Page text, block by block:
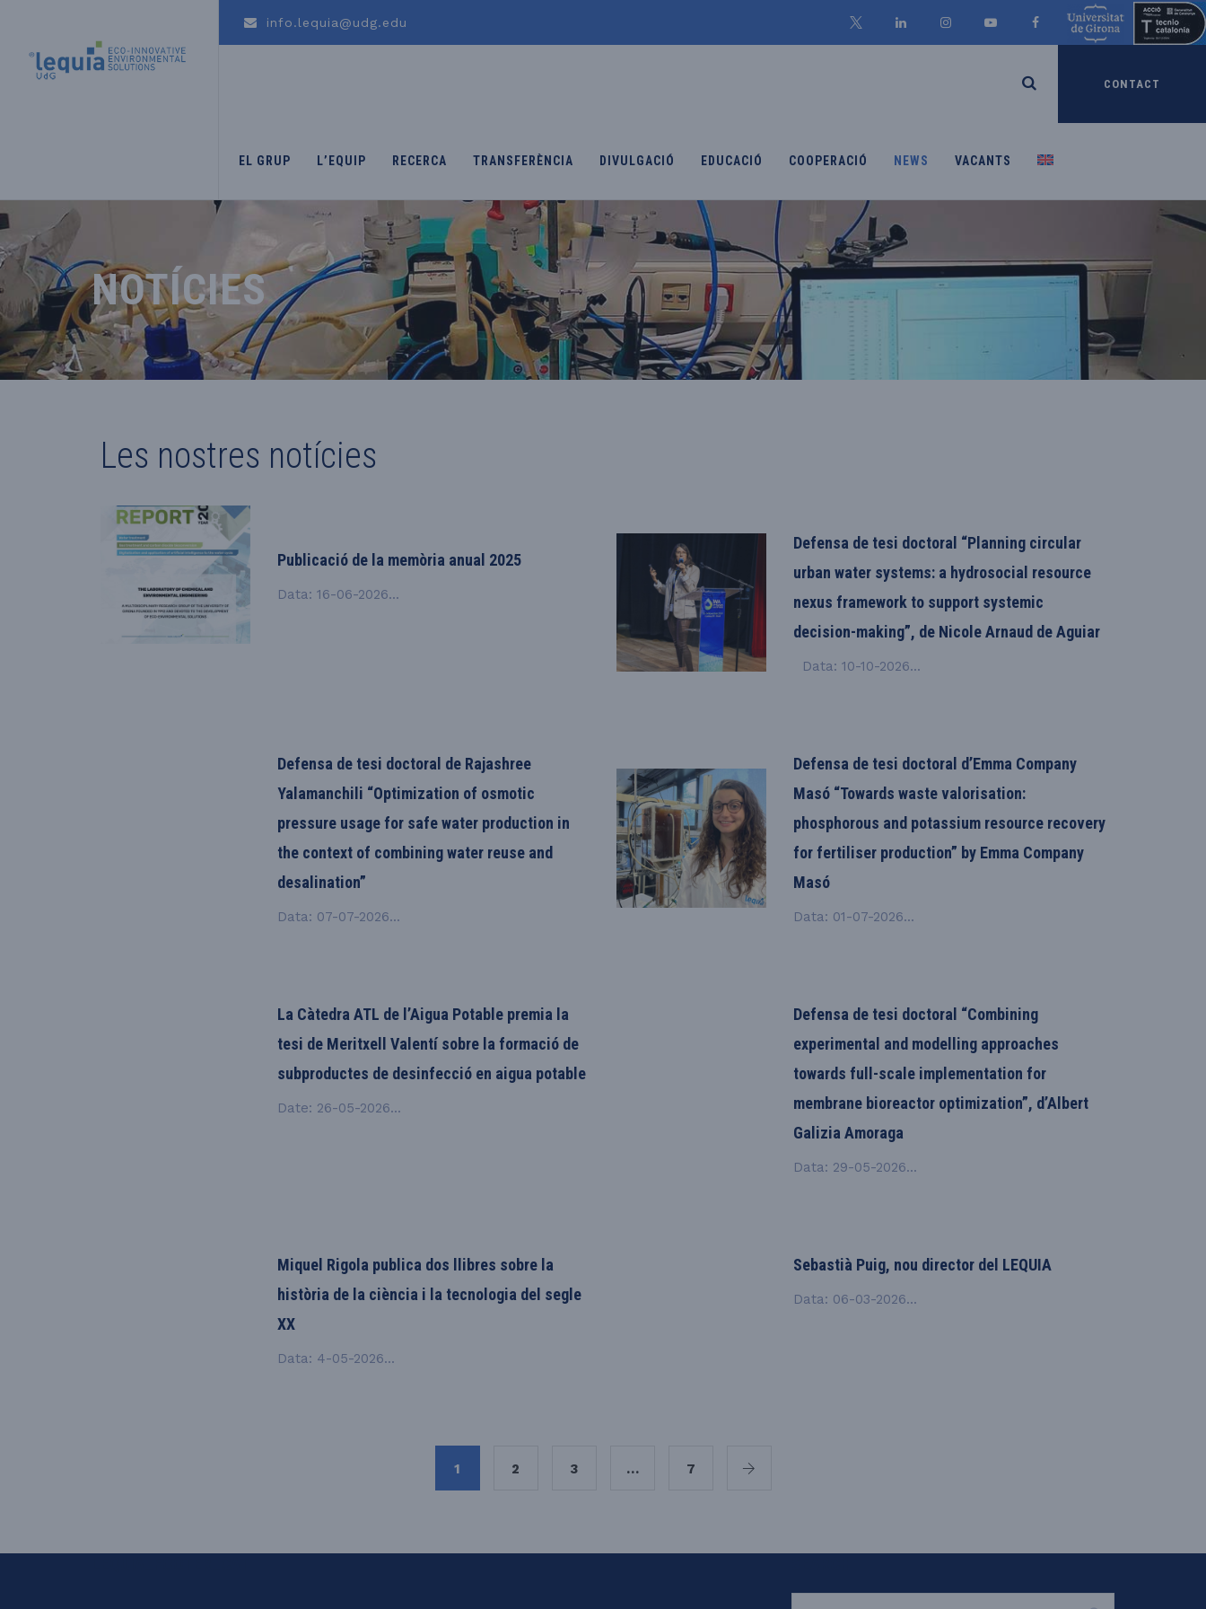
info.lequia@udg.edu
CONTACT
EL GRUP L’EQUIP RECERCA TRANSFERÈNCIA DIVULGACIÓ EDUCACIÓ COOPERACIÓ NEWS VACANTS
NOTÍCIES
Les nostres notícies
Publicació de la memòria anual 2025
Data: 16-06-2026...
Defensa de tesi doctoral “Planning circular
urban water systems: a hydrosocial resource
nexus framework to support systemic
decision-making”, de Nicole Arnaud de Aguiar
Data: 10-10-2026...
Defensa de tesi doctoral de Rajashree
Yalamanchili “Optimization of osmotic
pressure usage for safe water production in
the context of combining water reuse and
desalination”
Data: 07-07-2026...
Defensa de tesi doctoral d’Emma Company
Masó “Towards waste valorisation:
phosphorous and potassium resource recovery
for fertiliser production” by Emma Company
Masó
Data: 01-07-2026...
La Càtedra ATL de l’Aigua Potable premia la
tesi de Meritxell Valentí sobre la formació de
subproductes de desinfecció en aigua potable
Date: 26-05-2026...
Defensa de tesi doctoral “Combining
experimental and modelling approaches
towards full-scale implementation for
membrane bioreactor optimization”, d’Albert
Galizia Amoraga
Data: 29-05-2026...
Miquel Rigola publica dos llibres sobre la
història de la ciència i la tecnologia del segle
XX
Data: 4-05-2026...
Sebastià Puig, nou director del LEQUIA
Data: 06-03-2026...
1 2 3 … 7